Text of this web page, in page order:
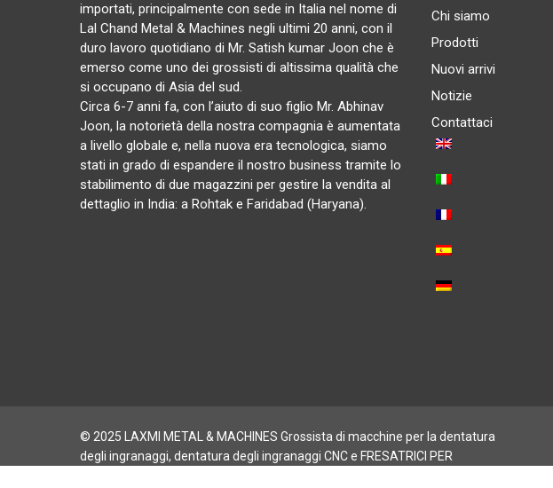
importati, principalmente con sede in Italia nel nome di
Lal Chand Metal & Machines negli ultimi 20 anni, con il
duro lavoro quotidiano di Mr. Satish kumar Joon che è
emerso come uno dei grossisti di altissima qualità che
si occupano di Asia del sud.
Circa 6-7 anni fa, con l’aiuto di suo figlio Mr. Abhinav
Joon, la notorietà della nostra compagnia è aumentata
a livello globale e, nella nuova era tecnologica, siamo
stati in grado di espandere il nostro business tramite lo
stabilimento di due magazzini per gestire la vendita al
dettaglio in India: a Rohtak e Faridabad (Haryana).
Chi siamo
Prodotti
Nuovi arrivi
Notizie
Contattaci
© 2025 LAXMI METAL & MACHINES Grossista di macchine per la dentatura
degli ingranaggi, dentatura degli ingranaggi CNC e FRESATRICI PER